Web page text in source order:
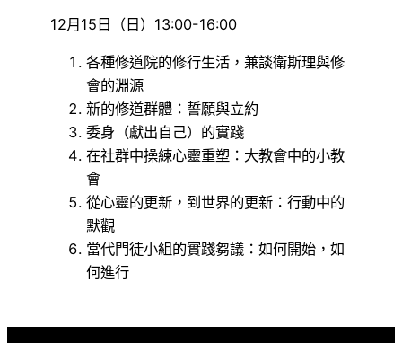
12月15日（日）13:00-16:00
各種修道院的修行生活，兼談衛斯理與修
會的淵源
新的修道群體：誓願與立約
委身（獻出自己）的實踐
在社群中操練心靈重塑：大教會中的小教
會
從心靈的更新，到世界的更新：行動中的
默觀
當代門徒小組的實踐芻議：如何開始，如
何進行